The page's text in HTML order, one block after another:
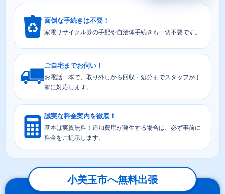
面倒な手続きは不要！
家電リサイクル券の手配や自治体手続きも一切不要です。
ご自宅までお伺い！
お電話一本で、取り外しから回収・処分までスタッフが丁
寧に対応します。
誠実な料金案内を徹底！
基本は実質無料！追加費用が発生する場合は、必ず事前に
料金をご提示します。
小美玉市へ無料出張